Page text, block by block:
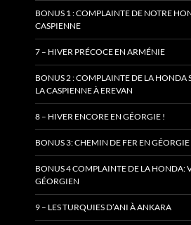
BONUS 1 : COMPLAINTE DE NOTRE
CASPIENNE
7 – HIVER PRÉCOCE EN ARMÉNIE
BONUS 2 : COMPLAINTE DE LA HONDA
LA CASPIENNE À EREVAN
8 – HIVER ENCORE EN GÉORGIE !
BONUS 3: CHEMIN DE FER EN GÉORGIE
BONUS 4 COMPLAINTE DE LA HONDA:
GÉORGIEN
9 – LES TURQUIES D’ANI À ANKARA